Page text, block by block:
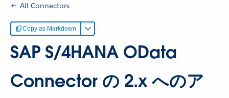
All Connectors
Copy as Markdown
SAP S/4HANA OData
Connector の 2.x へのア